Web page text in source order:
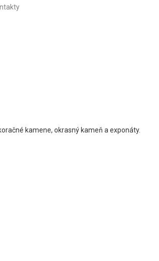
kamene, okrasný kameň a exponáty.